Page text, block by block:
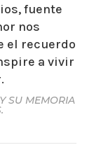
fuente
nos
el recuerdo
a vivir
SU MEMORIA